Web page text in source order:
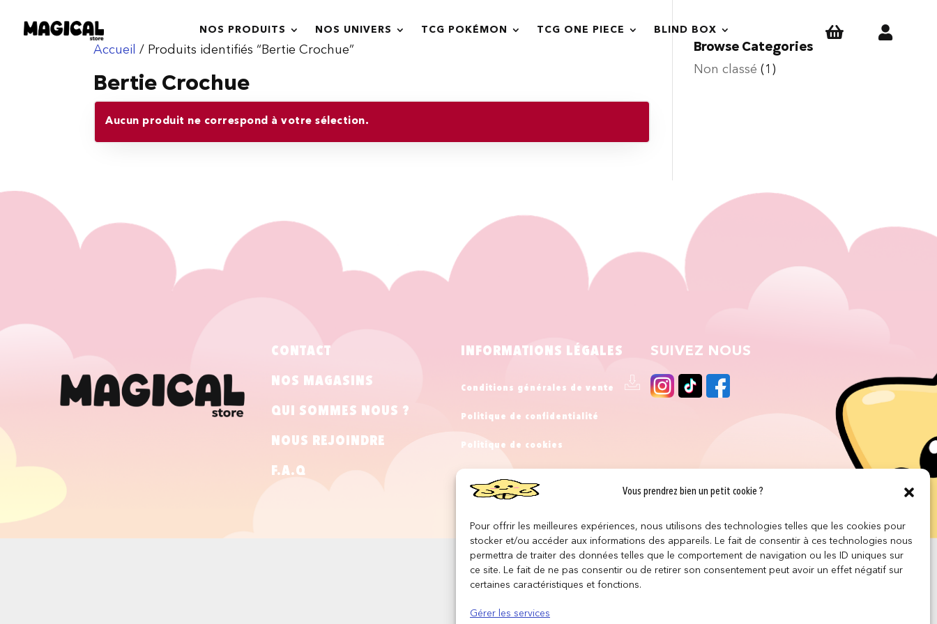
Vous prendrez bien un petit cookie ?
Pour offrir les meilleures expériences, nous utilisons des technologies telles que les cookies pour
stocker et/ou accéder aux informations des appareils. Le fait de consentir à ces technologies nous
permettra de traiter des données telles que le comportement de navigation ou les ID uniques sur
ce site. Le fait de ne pas consentir ou de retirer son consentement peut avoir un effet négatif sur
certaines caractéristiques et fonctions.
Gérer les services
NOS PRODUITS NOS UNIVERS TCG POKÉMON TCG ONE PIECE BLIND BOX  
Accueil / Produits identifiés “Bertie Crochue”
Bertie Crochue
Aucun produit ne correspond à votre sélection.
Browse Categories
Non classé (1)
CONTACT
NOS MAGASINS
QUI SOMMES NOUS ?
NOUS REJOINDRE
F.A.Q
INFORMATIONS LÉGALES
Conditions générales de vente
Politique de confidentialité
Politique de cookies
SUIVEZ NOUS